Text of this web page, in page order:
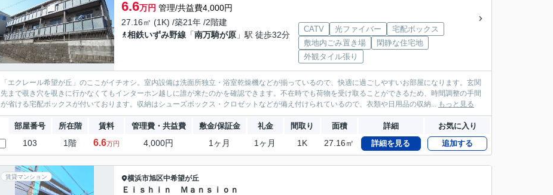
6.6万円 管理/共益費4,000円
27.16㎡ (1K) /築21年 /2階建
相鉄いずみ野線 「南万騎が原 」駅 徒歩32分
CATV 光ファイバー
宅配ボックス
敷地内ごみ置き場
閑静な住宅地
外観タイル張り
「エクレール希望が丘」のここがイチオシ。室内設備は洗面所独立・浴室乾燥機などが揃っているので、快適に過ごしやすいお部屋になります。玄関
先まで覗き穴を覗きに行かなくてもインターホン越しに誰が来たのかを確認できます。不在時でも荷物を受け取ることができるため、時間調整の手間
が省ける宅配ボックスが付いております。収納はシューズボックス・クロゼットなどが備え付けられているので、衣類や日用品の収納... もっと見る
部屋番号 所在階 賃料 管理費・共益費 敷金/保証金 礼金 間取り 面積 詳細 お気に入り
103 1階 6.6万円 4,000円 1ヶ月 1ヶ月 1K 27.16㎡ 詳細を見る 追加する
賃貸マンション 横浜市旭区中希望が丘
Ｅｉｓｈｉｎ Ｍａｎｓｉｏｎ